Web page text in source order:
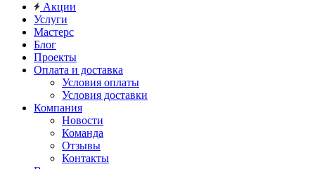
Акции
Услуги
Мастерс
Блог
Проекты
Оплата и доставка
Условия оплаты
Условия доставки
Компания
Новости
Команда
Отзывы
Контакты